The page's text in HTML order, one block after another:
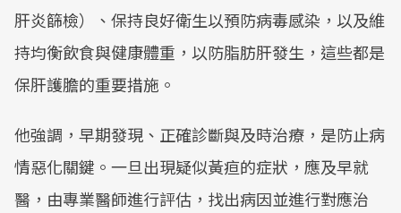
肝炎篩檢）、保持良好衛生以預防病毒感染，以及維
持均衡飲食與健康體重，以防脂肪肝發生，這些都是
保肝護膽的重要措施。
他強調，早期發現、正確診斷與及時治療，是防止病
情惡化關鍵。一旦出現疑似黃疸的症狀，應及早就
醫，由專業醫師進行評估，找出病因並進行對應治